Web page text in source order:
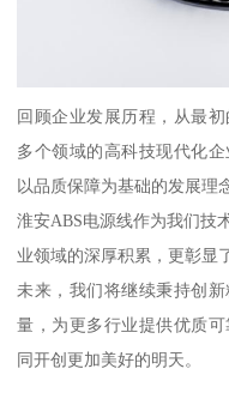
回顾企业发展历程，从最
多个领域的高科技现代化
以品质保障为基础的发展理
淮安ABS电源线作为我们技
业领域的深厚积累，更彰显
未来，我们将继续秉持创
量，为更多行业提供优质
同开创更加美好的明天。